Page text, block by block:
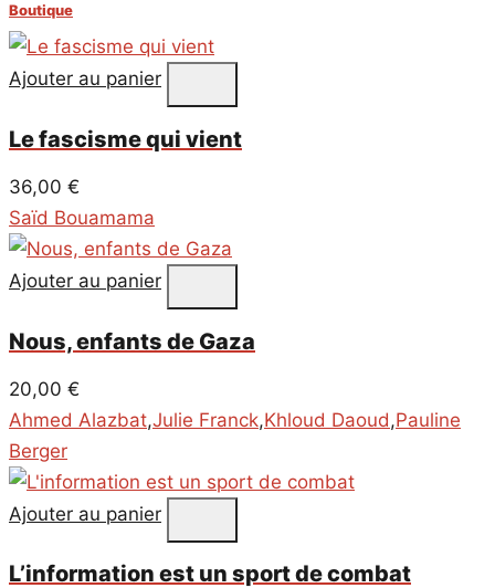
Boutique
Ajouter au panier
Le fascisme qui vient
36,00 €
Saïd Bouamama
Ajouter au panier
Nous, enfants de Gaza
20,00 €
Ahmed Alazbat,Julie Franck,Khloud Daoud,Pauline
Berger
Ajouter au panier
L’information est un sport de combat